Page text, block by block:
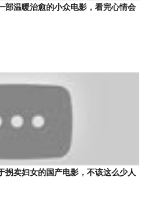
部温暖治愈的小众电影，看完心情会
拐卖妇女的国产电影，不该这么少人